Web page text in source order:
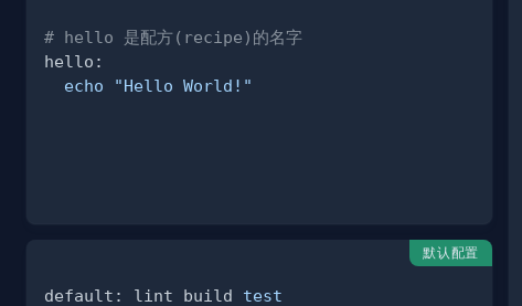
# hello 是配方(recipe)的名字
echo
"Hello World!"
默认配置
default: lint build test